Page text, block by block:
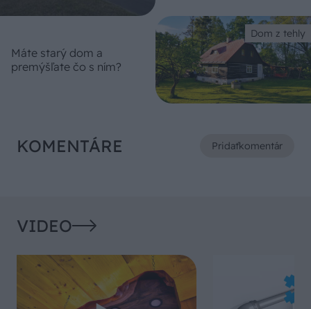
Dom z tehly
Máte starý dom a
premýšľate čo s ním?
KOMENTÁRE Pridaťkomentár
VIDEO